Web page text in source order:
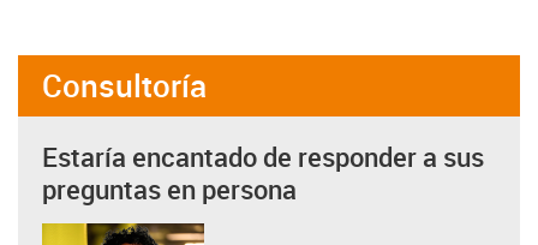
Consultoría
Estaría encantado de responder a sus
preguntas en persona